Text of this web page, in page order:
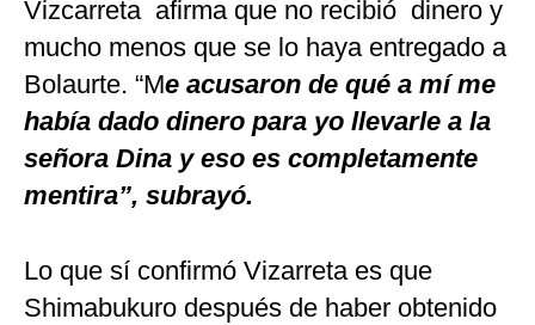
Vizcarreta afirma que no recibió dinero y
mucho menos que se lo haya entregado a
Bolaurte. “Me acusaron de qué a mí me
había dado dinero para yo llevarle a la
señora Dina y eso es completamente
mentira”, subrayó.
Lo que sí confirmó Vizarreta es que
Shimabukuro después de haber obtenido